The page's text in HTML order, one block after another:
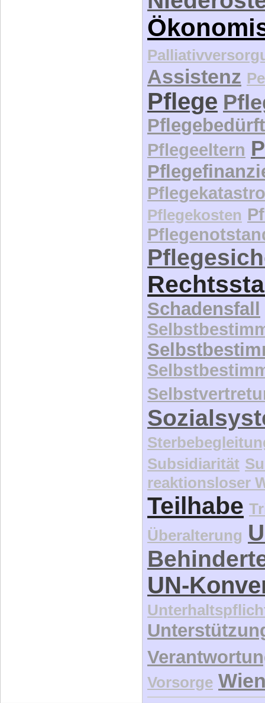
Assistenz
Pflege
Pflegeeltern
Pflegekosten
Schadensfall
Subsidiarität
reaktionsloser
Teilhabe
Überalterung
UN-
Vorsorge
katja – daheim